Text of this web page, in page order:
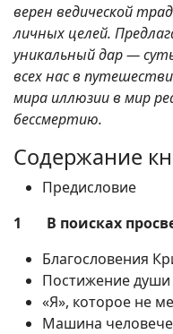
верен ведической
личных целей.
уникальный дар —
всех нас в
мира иллюзии в мир
бессмертию.
Содержание
Предисловие
1 В поисках
Благословения
Постижение души
«Я», которое не
Машина